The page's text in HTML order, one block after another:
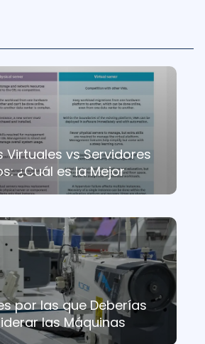
Virtuales vs Servidores
¿Cuál es la Mejor
por las que Deberías
las Máquinas